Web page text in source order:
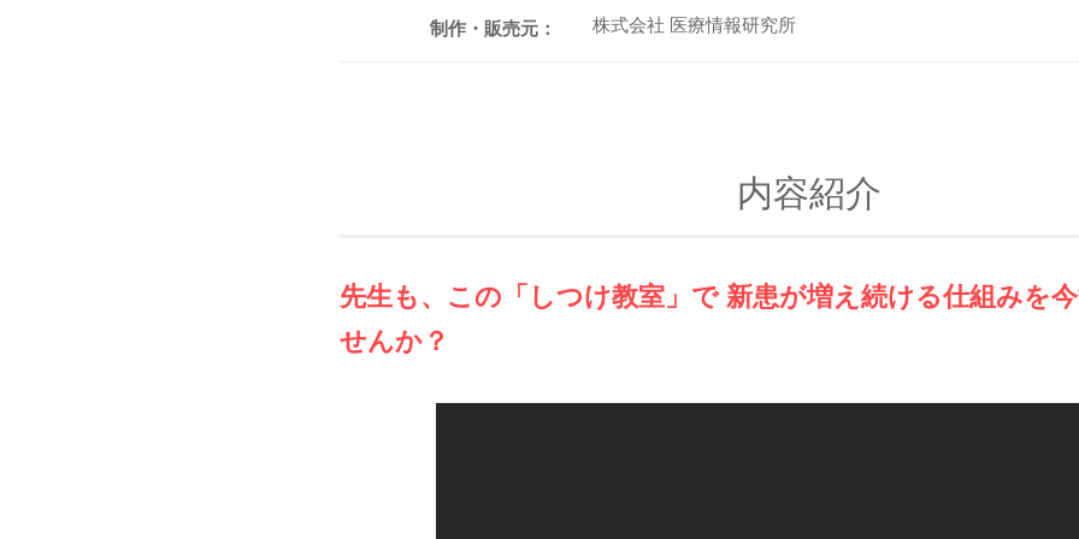
制作・販売元： 株式会社 医療情報研究所
内容紹介
先生も、この「しつけ教室」で 新患が増え続ける仕組みを
せんか？